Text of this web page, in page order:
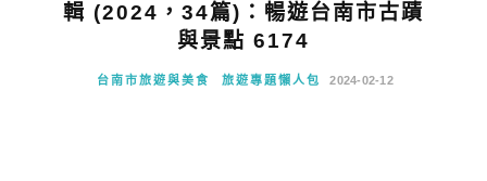
輯 (2024，34篇)：暢遊台南市古蹟
與景點 6174
台南市旅遊與美食 旅遊專題懶人包 2024-02-12